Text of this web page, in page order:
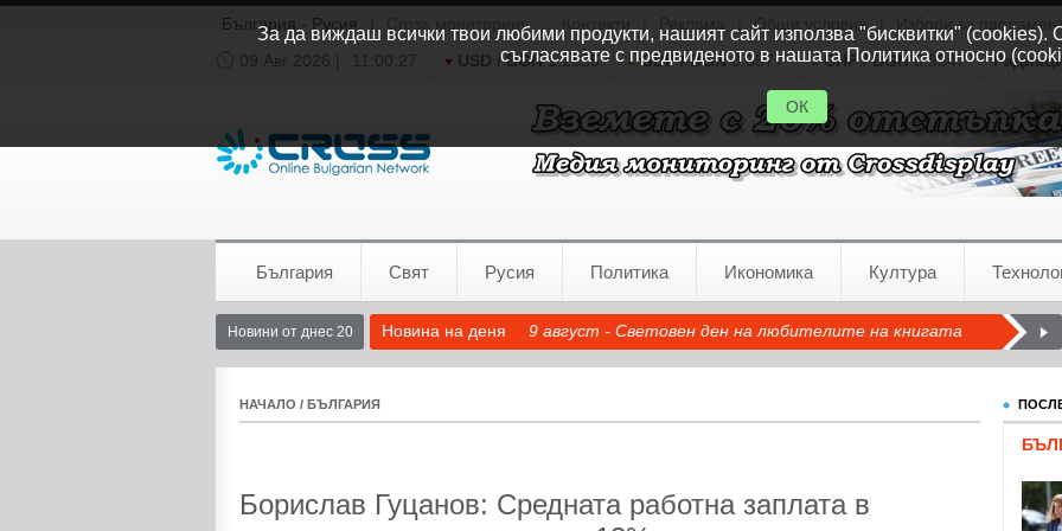
България - Русия Cross мониторинг Общи условия Избори за
09 Авг 2026 |
11:00:27 USD / BGN1.1535 GBP / BGN0.8577 CHF / BGN0.9347
България Свят Русия Политика Икономика Култура
Новини от днес 20 Новина на деня 9 август - Световен ден на любителите на книгата
НАЧАЛО / БЪЛГАРИЯ
Борислав Гуцанов: Средната работна заплата в
За да виждаш всички твои любими продукти, нашият сайт използва "бисквитки" (cookies).
съгласявате с предвиденото в нашата Политика относно
ОК